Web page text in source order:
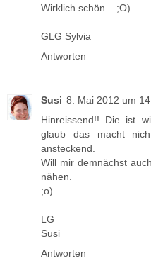
Wirklich schön....;O)
GLG Sylvia
Antworten
Susi 8. Mai 2012 um
Hinreissend!! Die ist
glaub das macht
ansteckend.
Will mir demnächst
nähen.
;o)
LG
Susi
Antworten